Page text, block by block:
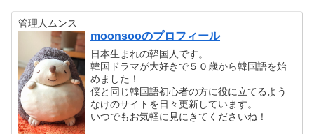
管理人ムンス
moonsooのプロフィール
日本生まれの韓国人です。
韓国ドラマが大好きで５０歳から韓国語を始
めました！
僕と同じ韓国語初心者の方に役に立てるよう
なけのサイトを日々更新しています。
いつでもお気軽に見にきてくださいね！